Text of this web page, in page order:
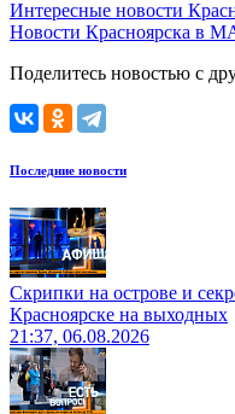
Интересные новости
Новости Красноярска в
Поделитесь новостью с
Последние новости
Скрипки на острове и
Красноярске на выходных
21:37, 06.08.2026